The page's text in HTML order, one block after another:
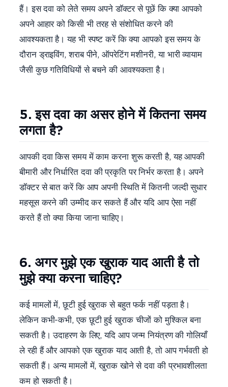
हैं। इस दवा को लेते समय अपने डॉक्टर से पूछें कि क्या आपको
अपने आहार को किसी भी तरह से संशोधित करने की
आवश्यकता है। यह भी स्पष्ट करें कि क्या आपको इस समय के
दौरान ड्राइविंग, शराब पीने, ऑपरेटिंग मशीनरी, या भारी व्यायाम
जैसी कुछ गतिविधियों से बचने की आवश्यकता है।
5. इस दवा का असर होने में कितना समय
लगता है?
आपकी दवा किस समय में काम करना शुरू करती है, यह आपकी
बीमारी और निर्धारित दवा की प्रकृति पर निर्भर करता है। अपने
डॉक्टर से बात करें कि आप अपनी स्थिति में कितनी जल्दी सुधार
महसूस करने की उम्मीद कर सकते हैं और यदि आप ऐसा नहीं
करते हैं तो क्या किया जाना चाहिए।
6. अगर मुझे एक खुराक याद आती है तो
मुझे क्या करना चाहिए?
कई मामलों में, छूटी हुई खुराक से बहुत फर्क नहीं पड़ता है।
लेकिन कभी-कभी, एक छूटी हुई खुराक चीजों को मुश्किल बना
सकती है। उदाहरण के लिए, यदि आप जन्म नियंत्रण की गोलियाँ
ले रही हैं और आपको एक खुराक याद आती है, तो आप गर्भवती हो
सकती हैं। अन्य मामलों में, खुराक खोने से दवा की प्रभावशीलता
कम हो सकती है।